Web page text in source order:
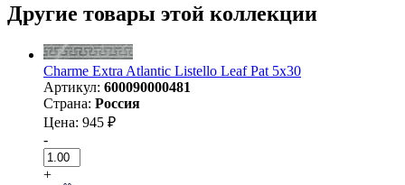
Другие товары этой коллекции
Charme Extra Atlantic Listello Leaf Pat 5x30
Артикул: 600090000481
Страна: Россия
Цена: 945 ₽
-
+